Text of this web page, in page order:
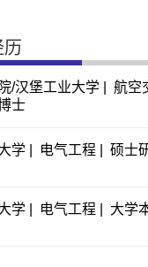
/汉堡工业大学 | 航空
士
学 | 电气工程 | 硕士
学 | 电气工程 | 大学